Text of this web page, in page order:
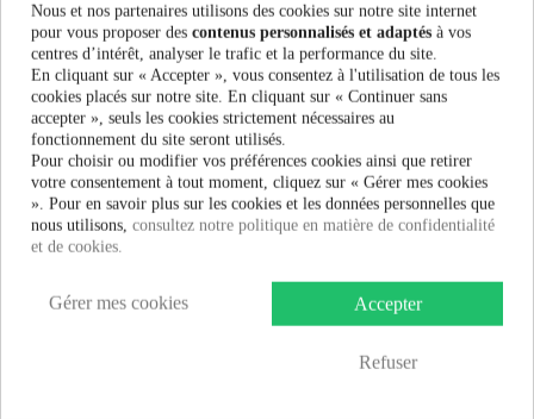
Plus que100,00 € et la livraison est offerte !
Guide des tailles
En savoir plus
Marque
Nous et nos partenaires utilisons des cookies sur notre site internet
pour vous proposer des contenus personnalisés et adaptés à vos
centres d’intérêt, analyser le trafic et la performance du site.
En cliquant sur « Accepter », vous consentez à l'utilisation de tous les
cookies placés sur notre site. En cliquant sur « Continuer sans
accepter », seuls les cookies strictement nécessaires au
fonctionnement du site seront utilisés.
Pour choisir ou modifier vos préférences cookies ainsi que retirer
votre consentement à tout moment, cliquez sur « Gérer mes cookies
». Pour en savoir plus sur les cookies et les données personnelles que
nous utilisons, consultez notre politique en matière de confidentialité
et de cookies.
Accepter
Refuser
Gérer mes cookies